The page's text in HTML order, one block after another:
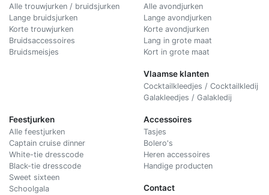
Alle trouwjurken / bruidsjurken
Lange bruidsjurken
Korte trouwjurken
Bruidsaccessoires
Bruidsmeisjes
Alle avondjurken
Lange avondjurken
Korte avondjurken
Lang in grote maat
Kort in grote maat
Vlaamse klanten
Cocktailkleedjes / Cocktailkledij
Galakleedjes / Galakledij
Feestjurken
Alle feestjurken
Captain cruise dinner
White-tie dresscode
Black-tie dresscode
Sweet sixteen
Schoolgala
Accessoires
Tasjes
Bolero's
Heren accessoires
Handige producten
Contact